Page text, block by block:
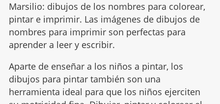
Marsilio: dibujos de los nombres para colorear,
pintar e imprimir. Las imágenes de dibujos de
nombres para imprimir son perfectas para
aprender a leer y escribir.
Aparte de enseñar a los niños a pintar, los
dibujos para pintar también son una
herramienta ideal para que los niños ejerciten